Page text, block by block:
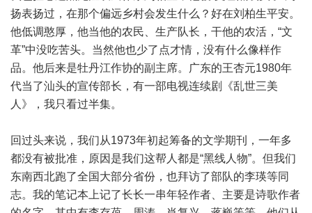
扬表扬过，在那个偏远乡村会发生什么？好在刘柏生平安。
他低调憨厚，他当他的农民、生产队长，干他的农活，“文
革”中没吃苦头。当然他也少了点才情，没有什么像样作
品。他后来是牡丹江作协的副主席。广东的王杏元1980年
代当了汕头的宣传部长，有一部电视连续剧《乱世三美
人》，我只看过半集。
回过头来说，我们从1973年初起筹备的文学期刊，一年多
都没有被批准，原因是我们这帮人都是“黑线人物”。但我们
东南西北跑了全国大部分省份，也拜访了部队的李瑛等同
志。我的笔记本上记了长长一串年轻作者、主要是诗歌作者